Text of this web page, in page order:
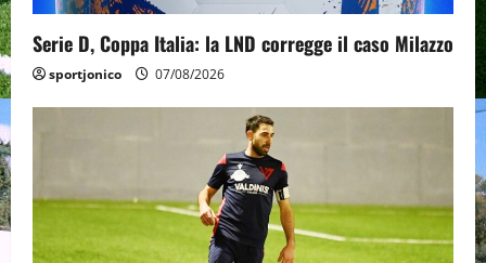
Serie D, Coppa Italia: la LND corregge il caso Milazzo
sportjonico 07/08/2026